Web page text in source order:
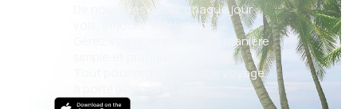
De nouvelles offres chaque jour :
vols, séjours, week-ends
Gérez vos réservations de manière
Tout pour organiser votre voyage,